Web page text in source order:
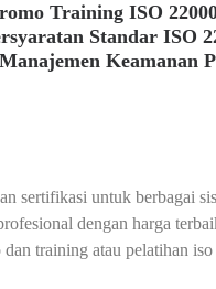
Training ISO
Standar ISO
Keamanan
untuk berbagai
dengan harga
training atau pelatihan